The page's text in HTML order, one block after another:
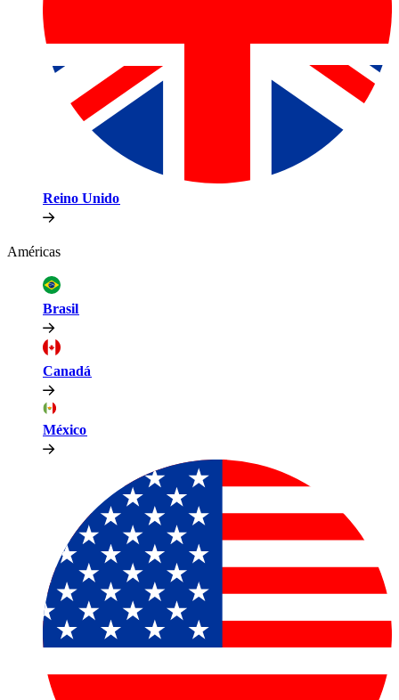
Reino Unido​​
Américas​​
Brasil​​
Canadá​​
México​​